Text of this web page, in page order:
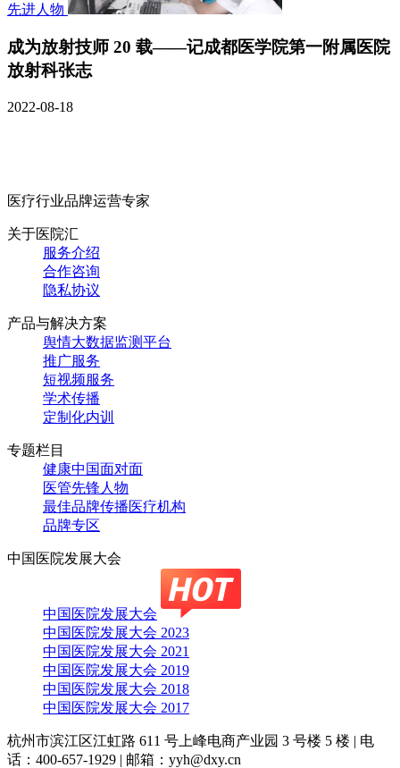
先进人物
成为放射技师 20 载——记成都医学院第一附属医院
放射科张志
2022-08-18
医疗行业品牌运营专家
关于医院汇
服务介绍
合作咨询
隐私协议
产品与解决方案
舆情大数据监测平台
推广服务
短视频服务
学术传播
定制化内训
专题栏目
健康中国面对面
医管先锋人物
最佳品牌传播医疗机构
品牌专区
中国医院发展大会
中国医院发展大会
中国医院发展大会 2023
中国医院发展大会 2021
中国医院发展大会 2019
中国医院发展大会 2018
中国医院发展大会 2017
杭州市滨江区江虹路 611 号上峰电商产业园 3 号楼 5 楼 | 电
话：400-657-1929 | 邮箱：yyh@dxy.cn